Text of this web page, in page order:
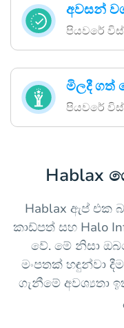
අවසන්
පියවරේ
මිලදී ගත්
පියවරේ
Hablax
Hablax ඇප් එක
කාඩ්පත් සහ Halo
වේ. මේ නිසා
මංපතක් හඳුන්වා
ගැනීමේ